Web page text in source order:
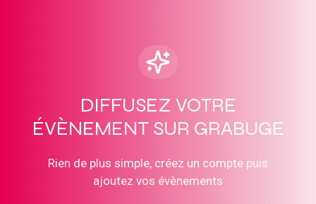
DIFFUSEZ VOTRE
ÉVÈNEMENT SUR GRABUGE
Rien de plus simple, créez un compte puis
ajoutez vos évènements